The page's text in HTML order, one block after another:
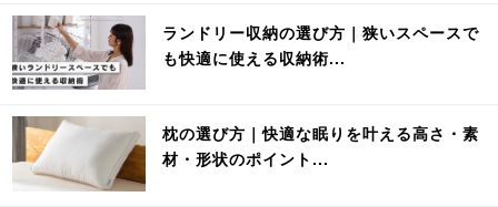
ランドリー収納の選び方｜狭いスペースで
も快適に使える収納術...
枕の選び方｜快適な眠りを叶える高さ・素
材・形状のポイント...